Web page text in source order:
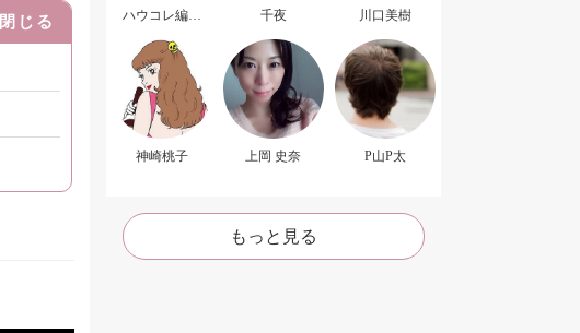
閉じる
ハウコレ編集
千夜 川口美樹
神崎桃子 上岡 史奈 P山P太
もっと見る